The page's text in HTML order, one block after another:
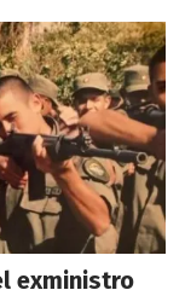
exministro